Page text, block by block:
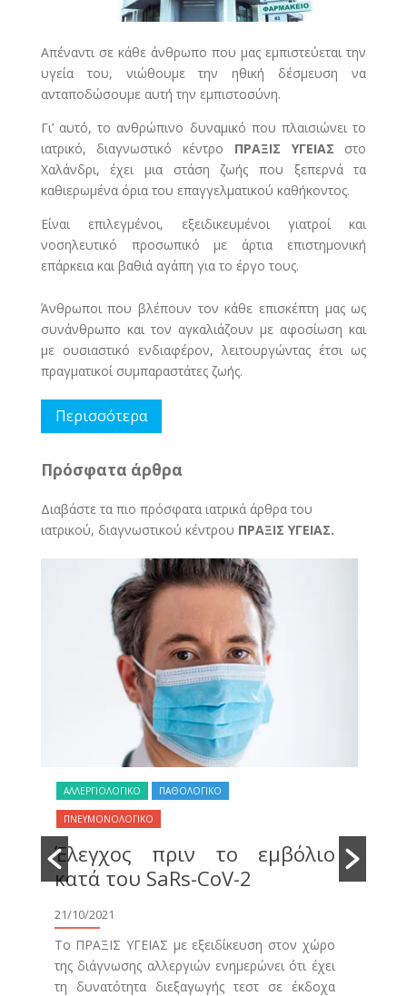
Απέναντι σε κάθε άνθρωπο που μας εμπιστεύεται την
υγεία του, νιώθουμε την ηθική δέσμευση να
ανταποδώσουμε αυτή την εμπιστοσύνη.
Γι’ αυτό, το ανθρώπινο δυναμικό που πλαισιώνει το
ιατρικό, διαγνωστικό κέντρο ΠΡΑΞΙΣ ΥΓΕΙΑΣ στο
Χαλάνδρι, έχει μια στάση ζωής που ξεπερνά τα
καθιερωμένα όρια του επαγγελματικού καθήκοντος.
Είναι επιλεγμένοι, εξειδικευμένοι γιατροί και
νοσηλευτικό προσωπικό με άρτια επιστημονική
επάρκεια και βαθιά αγάπη για το έργο τους.
Άνθρωποι που βλέπουν τον κάθε επισκέπτη μας ως
συνάνθρωπο και τον αγκαλιάζουν με αφοσίωση και
με ουσιαστικό ενδιαφέρον, λειτουργώντας έτσι ως
πραγματικοί συμπαραστάτες ζωής.
Περισσότερα
Πρόσφατα άρθρα
Διαβάστε τα πιο πρόσφατα ιατρικά άρθρα του
ιατρικού, διαγνωστικού κέντρου ΠΡΑΞΙΣ ΥΓΕΙΑΣ.
ΑΛΛΕΡΓΙΟΛΟΓΙΚΟ ΠΑΘΟΛΟΓΙΚΟ
ΠΝΕΥΜΟΝΟΛΟΓΙΚΟ
Έλεγχος πριν το εμβόλιο
κατά του SaRs-CoV-2
21/10/2021
Το ΠΡΑΞΙΣ ΥΓΕΙΑΣ με εξειδίκευση στον χώρο
της διάγνωσης αλλεργιών ενημερώνει ότι έχει
τη δυνατότητα διεξαγωγής τεστ σε έκδοχα